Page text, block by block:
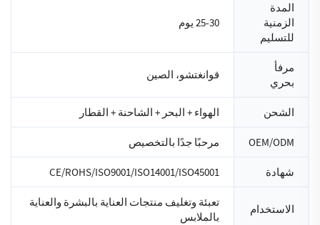
المدة
الزمنية
للتسليم
25-30 يوم
مرفأ
بحري
قوانغتشو، الصين
الشحن الهواء + البحر + الشاحنة + القطار
OEM/ODM مرحبًا جدًا بالتخصيص
شهادة CE/ROHS/ISO9001/ISO14001/ISO45001
الاستخدام
تعبئة وتغليف منتجات العناية بالبشرة والعناية
بالملابس